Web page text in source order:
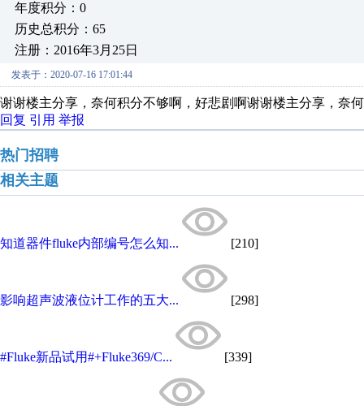
年度积分：0
历史总积分：65
注册：2016年3月25日
发表于：2020-07-16 17:01:44
谢谢楼主分享，奈何积分不够啊，好悲剧啊谢谢楼主分享，奈
回复 引用 举报
热门招聘
相关主题
知道器件fluke内部编号怎么知... [210]
影响超声波液位计工作的五大... [298]
#Fluke新品试用#+Fluke369/C... [339]